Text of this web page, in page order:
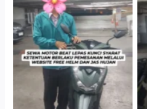
Cityplaza Jatinegara
Gedung Parkir P6A